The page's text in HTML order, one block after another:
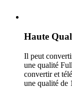
Haute
Il peut
une qualité
convertir et
une qualité de